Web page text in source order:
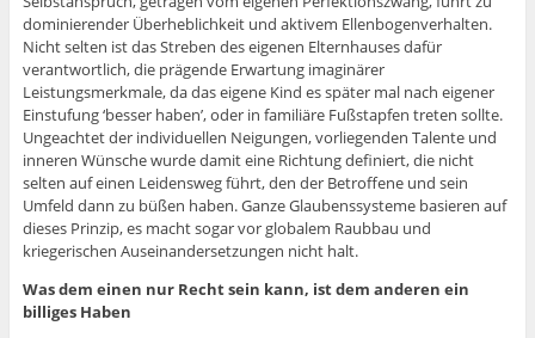
dominierender Überheblichkeit und aktivem Ellenbogenverhalten.
Nicht selten ist das Streben des eigenen Elternhauses dafür
verantwortlich, die prägende Erwartung imaginärer
Leistungsmerkmale, da das eigene Kind es später mal nach eigener
Einstufung ‘besser haben’, oder in familiäre Fußstapfen treten sollte.
Ungeachtet der individuellen Neigungen, vorliegenden Talente und
inneren Wünsche wurde damit eine Richtung definiert, die nicht
selten auf einen Leidensweg führt, den der Betroffene und sein
Umfeld dann zu büßen haben. Ganze Glaubenssysteme basieren auf
dieses Prinzip, es macht sogar vor globalem Raubbau und
kriegerischen Auseinandersetzungen nicht halt.
Was dem einen nur Recht sein kann, ist dem anderen ein
billiges Haben